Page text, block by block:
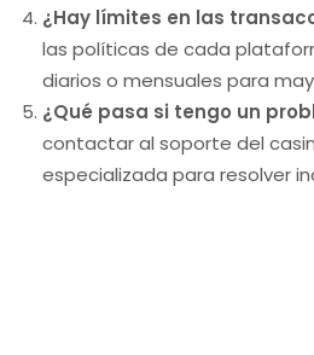
¿Hay límites en las
las políticas de cada
diarios o mensuales para
¿Qué pasa si tengo un
contactar al soporte del
especializada para resolver